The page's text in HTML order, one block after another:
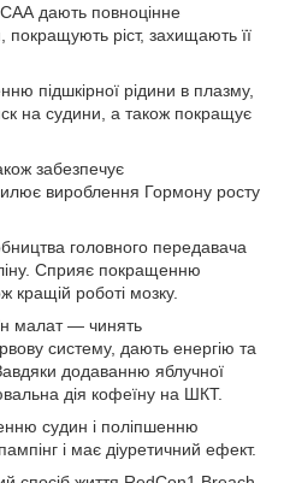
дають повноцінне
покращують ріст, захищають її
підшкірної рідини в плазму,
на судини, а також покращує
забезпечує
вироблення Гормону росту
головного передавача
Сприяє покращенню
кращій роботі мозку.
малат — чинять
систему, дають енергію та
додаванню яблучної
дія кофеїну на ШКТ.
судин і поліпшенню
і має діуретичний ефект.